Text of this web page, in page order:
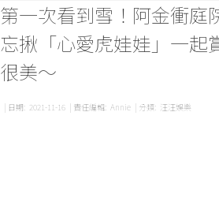
第一次看到雪！阿金衝庭
忘揪「心愛虎娃娃」一起
很美～
| 日期: 2021-11-16 | 責任編輯: Annie | 分類: 汪汪娛樂